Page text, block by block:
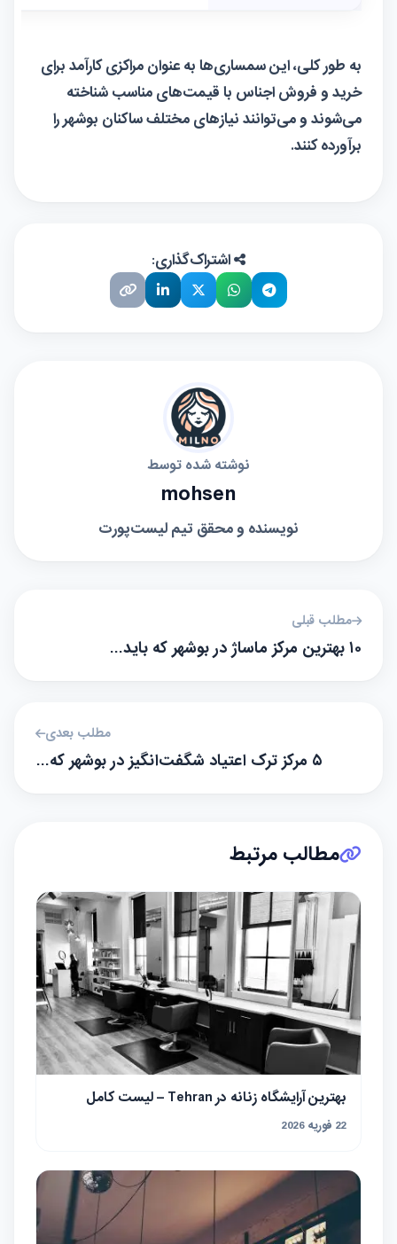
به طور کلی، این سمساری‌ها به عنوان مراکزی کارآمد برای
خرید و فروش اجناس با قیمت‌های مناسب شناخته
می‌شوند و می‌توانند نیازهای مختلف ساکنان بوشهر را
برآورده کنند.
اشتراک‌گذاری:
نوشته شده توسط
mohsen
نویسنده و محقق تیم لیست‌پورت
مطلب قبلی
۱۰ بهترین مرکز ماساژ در بوشهر که باید…
مطلب بعدی
۵ مرکز ترک اعتیاد شگفت‌انگیز در بوشهر که…
مطالب مرتبط
بهترین آرایشگاه زنانه در Tehran – لیست کامل
22 فوریه 2026